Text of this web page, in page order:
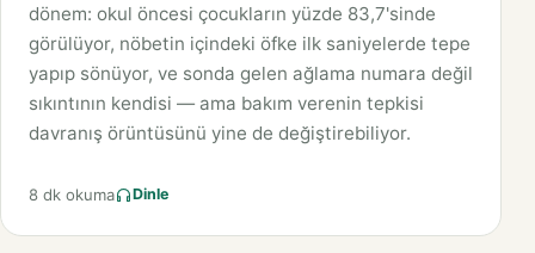
dönem: okul öncesi çocukların yüzde 83,7'sinde
görülüyor, nöbetin içindeki öfke ilk saniyelerde tepe
yapıp sönüyor, ve sonda gelen ağlama numara değil
sıkıntının kendisi — ama bakım verenin tepkisi
davranış örüntüsünü yine de değiştirebiliyor.
8 dk okuma Dinle